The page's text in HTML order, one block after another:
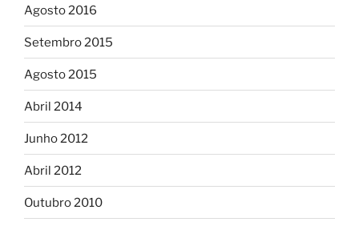
Agosto 2016
Setembro 2015
Agosto 2015
Abril 2014
Junho 2012
Abril 2012
Outubro 2010